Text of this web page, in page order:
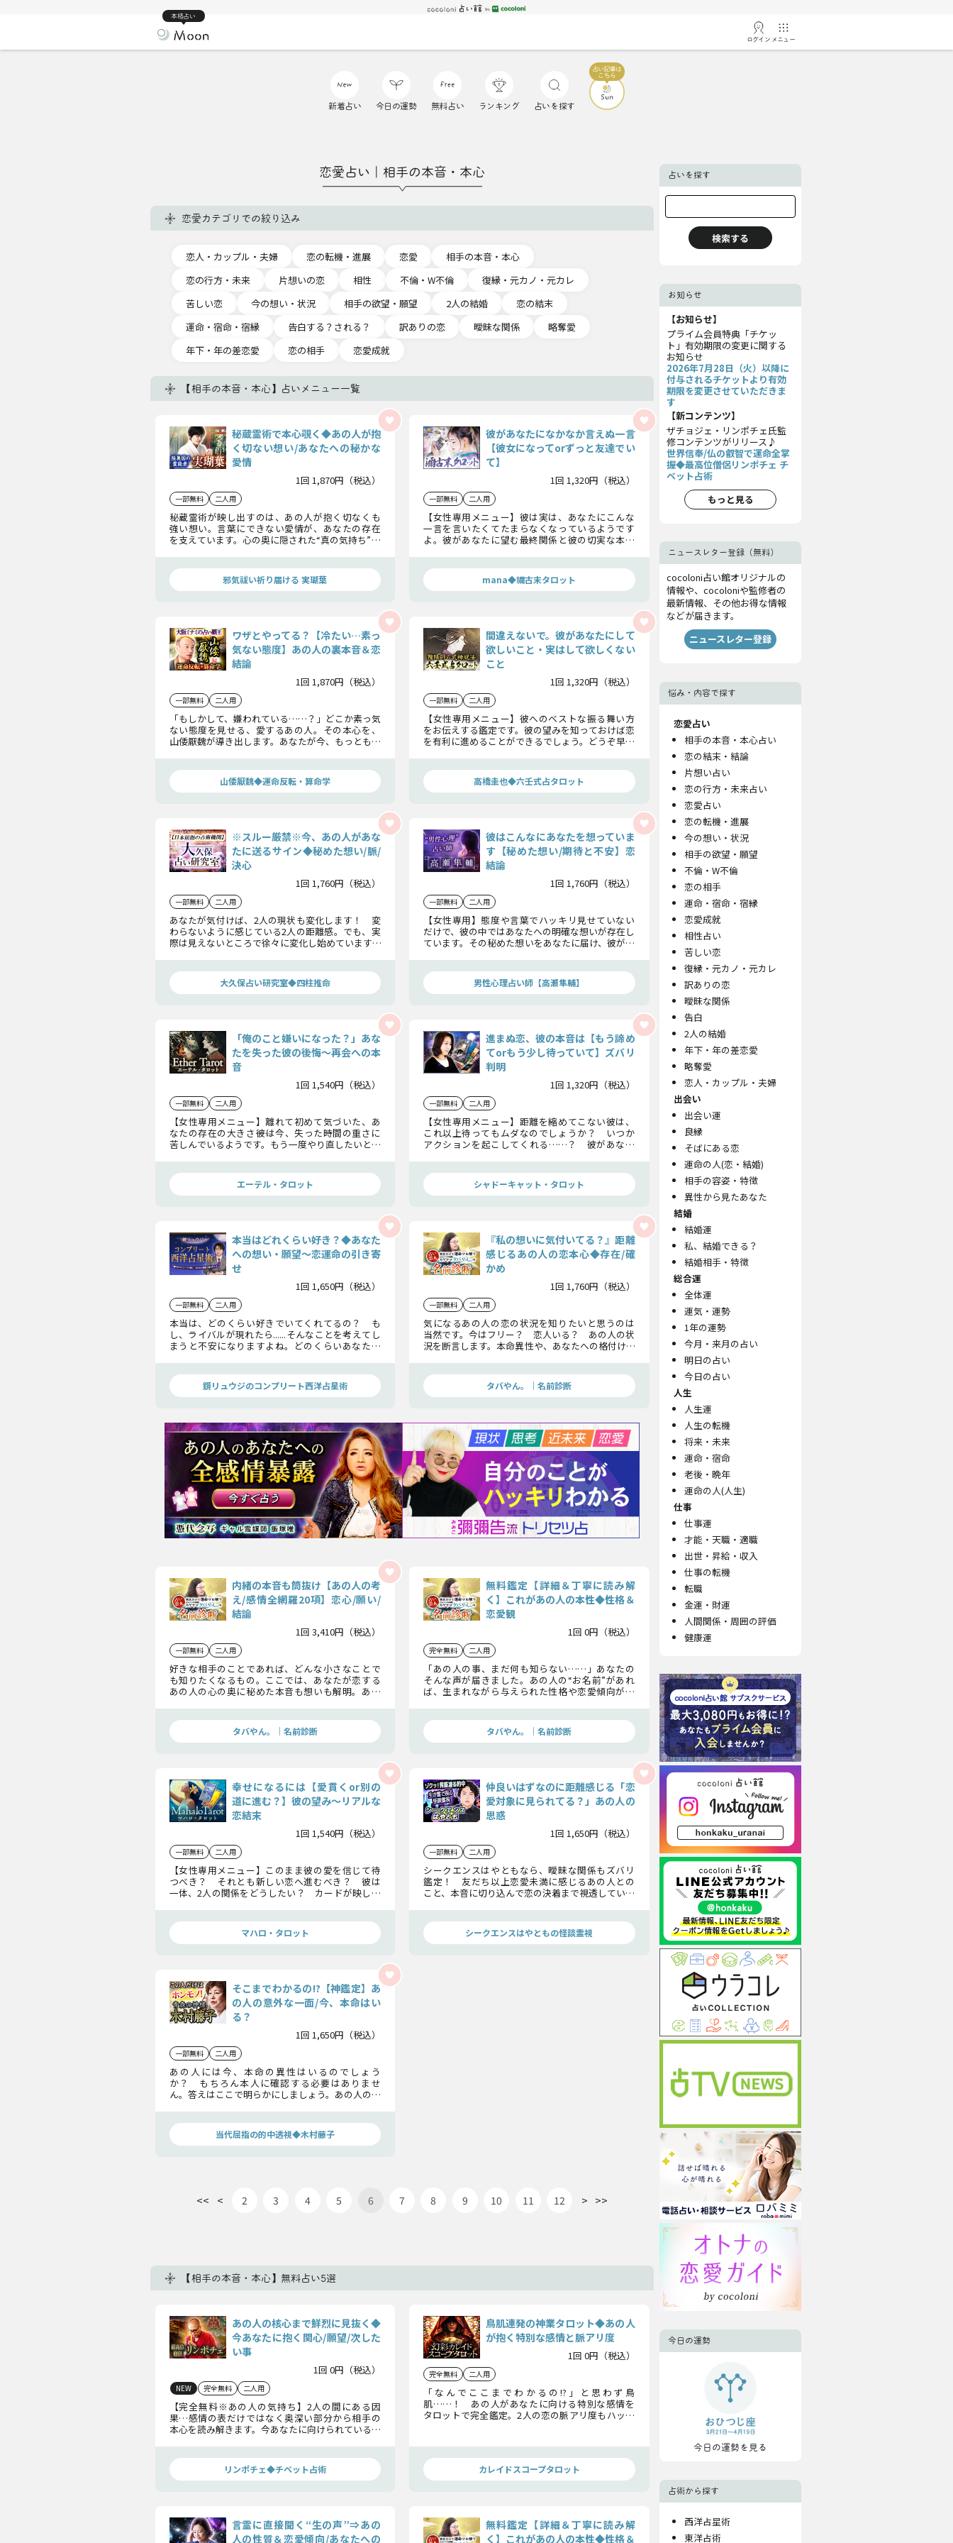
本格占い
ログイン メニュー
新着占い 今日の運勢 無料占い ランキング 占いを探す
恋愛占い｜相手の本音・本心
恋愛カテゴリでの絞り込み
恋人・カップル・夫婦 恋の転機・進展 恋愛
相手の本音・本心
恋の行方・未来
片想いの恋 相性 不倫・W不倫
復縁・元カノ・元カレ
苦しい恋
今の想い・状況 相手の欲望・願望 2人の結婚
恋の結末
運命・宿命・宿縁
告白する？される？ 訳ありの恋 曖昧な関係
略奪愛
年下・年の差恋愛
恋の相手 恋愛成就
【相手の本音・本心】占いメニュー一覧
秘蔵霊術で本心覗く◆あの人が抱
く切ない想い/あなたへの秘かな
愛情
1回 1,870円（税込）
一部無料 二人用
秘蔵霊術が映し出すのは、あの人が抱く切なくも
強い想い。言葉にできない愛情が、あなたの存在
を支えています。心の奥に隠された“真の気持ち”を
邪気祓い祈り届ける 実瑚葉
彼があなたになかなか言えぬ一言
【彼女になってorずっと友達でい
て】
1回 1,320円（税込）
一部無料 二人用
【女性専用メニュー】彼は実は、あなたにこんな
一言を言いたくてたまらなくなっているようです
よ。彼があなたに望む最終関係と彼の切実な本音
mana◆禰古末タロット
ワザとやってる？【冷たい…素っ
気ない態度】あの人の裏本音＆恋
結論
1回 1,870円（税込）
一部無料 二人用
「もしかして、嫌われている……？」どこか素っ気
ない態度を見せる、愛するあの人。その本心を、
山倭厭魏が導き出します。あなたが今、もっとも気
山倭厭魏◆運命反転・算命学
間違えないで。彼があなたにして
欲しいこと・実はして欲しくない
こと
1回 1,320円（税込）
一部無料 二人用
【女性専用メニュー】彼へのベストな振る舞い方
をお伝えする鑑定です。彼の望みを知っておけば恋
を有利に進めることができるでしょう。どうぞ早め
高橋圭也◆六壬式占タロット
※スルー厳禁※今、あの人があな
たに送るサイン◆秘めた想い/脈/
決心
1回 1,760円（税込）
一部無料 二人用
あなたが気付けば、2人の現状も変化します！ 変
わらないように感じている2人の距離感。でも、実
際は見えないところで徐々に変化し始めています。
大久保占い研究室◆四柱推命
彼はこんなにあなたを想っていま
す【秘めた想い/期待と不安】恋
結論
1回 1,760円（税込）
一部無料 二人用
【女性専用】態度や言葉でハッキリ見せていない
だけで、彼の中ではあなたへの明確な想いが存在し
ています。その秘めた想いをあなたに届け、彼が下
男性心理占い師【高瀬隼輔】
「俺のこと嫌いになった？」あな
たを失った彼の後悔〜再会への本
音
1回 1,540円（税込）
一部無料 二人用
【女性専用メニュー】離れて初めて気づいた、あ
なたの存在の大きさ――彼は今、失った時間の重さに
苦しんでいるようです。もう一度やり直したいと願
エーテル・タロット
進まぬ恋、彼の本音は【もう諦め
てorもう少し待っていて】ズバリ
判明
1回 1,320円（税込）
一部無料 二人用
【女性専用メニュー】距離を縮めてこない彼は、
これ以上待ってもムダなのでしょうか？ いつか
アクションを起こしてくれる……？ 彼があなた
シャドーキャット・タロット
本当はどれくらい好き？◆あなた
への想い・願望〜恋運命の引き寄
せ
1回 1,650円（税込）
一部無料 二人用
本当は、どのくらい好きでいてくれてるの？ も
し、ライバルが現れたら......そんなことを考えてし
まうと不安になりますよね。どのくらいあなたの
っかりとお伝えします。
鏡リュウジのコンプリート西洋占星術
『私の想いに気付いてる？』距離
感じるあの人の恋本心◆存在/確
かめ
1回 1,760円（税込）
一部無料 二人用
気になるあの人の恋の状況を知りたいと思うのは
当然です。今はフリー？ 恋人いる？ あの人の状
況を断言します。本命異性や、あなたへの格付け、
タバやん。｜名前診断
内緒の本音も筒抜け【あの人の考
え/感情全網羅20項】恋心/願い/
結論
1回 3,410円（税込）
一部無料 二人用
好きな相手のことであれば、どんな小さなことで
も知りたくなるもの。ここでは、あなたが恋する
あの人の心の奥に秘めた本音も想いも解明。あな
タバやん。｜名前診断
無料鑑定【詳細＆丁寧に読み解
く】これがあの人の本性◆性格＆
恋愛観
1回 0円（税込）
完全無料 二人用
「あの人の事、まだ何も知らない……」あなたの
そんな声が届きました。あの人の“お名前”があれ
ば、生まれながら与えられた性格や恋愛傾向がわ
タバやん。｜名前診断
幸せになるには【愛貫くor別の
道に進む？】彼の望み〜リアルな
恋結末
1回 1,540円（税込）
一部無料 二人用
【女性専用メニュー】このまま彼の愛を信じて待
つべき？ それとも新しい恋へ進むべき？ 彼は
一体、2人の関係をどうしたい？ カードが映し出
う。
マハロ・タロット
仲良いはずなのに距離感じる「恋
愛対象に見られてる？」あの人の
思惑
1回 1,650円（税込）
一部無料 二人用
シークエンスはやともなら、曖昧な関係もズバリ
鑑定！ 友だち以上恋愛未満に感じるあの人との
こと、本音に切り込んで恋の決着まで視透していき
シークエンスはやともの怪談霊視
そこまでわかるの!?【神鑑定】あ
の人の意外な一面/今、本命はい
る？
1回 1,650円（税込）
一部無料 二人用
あの人には今、本命の異性はいるのでしょう
か？ もちろん本人に確認する必要はありませ
ん。答えはここで明らかにしましょう。あの人の気
をしてお聞きください。
当代屈指の的中透視◆木村藤子
<< < 2 3 4 5 6 7 8 9 10 11 12 > >>
【相手の本音・本心】無料占い5選
あの人の核心まで鮮烈に見抜く◆
今あなたに抱く関心/願望/次した
い事
1回 0円（税込）
NEW 完全無料 二人用
【完全無料※あの人の気持ち】2人の間にある因
果…感情の表だけではなく奥深い部分から相手の
本心を読み解きます。今あなたに向けられている関
リンポチェ◆チベット占術
鳥肌連発の神業タロット◆あの人
が抱く特別な感情と脈アリ度
1回 0円（税込）
完全無料 二人用
「なんでここまでわかるの!?」と思わず鳥
肌……！ あの人があなたに向ける特別な感情を
タロットで完全鑑定。2人の恋の脈アリ度もハッキ
カレイドスコープタロット
言霊に直接聞く“生の声”⇒あの
人の性質＆恋愛傾向/あなたへの
無料鑑定【詳細＆丁寧に読み解
く】これがあの人の本性◆性格＆
占いを探す
お知らせ
【お知らせ】
プライム会員特典「チケッ
ト」有効期限の変更に関する
お知らせ
2026年7月28日（火）以降に
付与されるチケットより有効
期限を変更させていただきま
す
【新コンテンツ】
ザチョジェ・リンポチェ氏監
修コンテンツがリリース♪
世界信奉/仏の叡智で運命全掌
握◆最高位僧侶リンポチェ チ
ベット占術
もっと見る
ニュースレター登録（無料）
cocoloni占い館オリジナルの
情報や、cocoloniや監修者の
最新情報、その他お得な情報
などが届きます。
ニュースレター登録
悩み・内容で探す
恋愛占い
相手の本音・本心占い
恋の結末・結論
片想い占い
恋の行方・未来占い
恋愛占い
恋の転機・進展
今の想い・状況
相手の欲望・願望
不倫・W不倫
恋の相手
運命・宿命・宿縁
恋愛成就
相性占い
苦しい恋
復縁・元カノ・元カレ
訳ありの恋
曖昧な関係
告白
2人の結婚
年下・年の差恋愛
略奪愛
恋人・カップル・夫婦
出会い
出会い運
良縁
そばにある恋
運命の人(恋・結婚)
相手の容姿・特徴
異性から見たあなた
結婚
結婚運
私、結婚できる？
結婚相手・特徴
総合運
全体運
運気・運勢
1年の運勢
今月・来月の占い
明日の占い
今日の占い
人生
人生運
人生の転機
将来・未来
運命・宿命
老後・晩年
運命の人(人生)
仕事
仕事運
才能・天職・適職
出世・昇給・収入
仕事の転機
転職
金運・財運
人間関係・周囲の評価
健康運
今日の運勢
今日の運勢を見る
占術から探す
西洋占星術
東洋占術